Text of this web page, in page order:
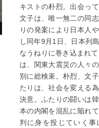
キストの朴烈。出会っ
文子は、唯一無二の同
りの発案により日本人
し同年9月1日、日本列
なうねりに巻き込まれ
は、関東大震災の人々
別に総検束。朴烈、文
たりは、社会を変える
決意。ふたりの闘いは
本の内閣を混乱に陥れ
判に身を投じていく